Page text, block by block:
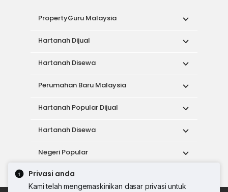
Privasi anda
Kami telah mengemaskinikan dasar privasi untuk
PropertyGuru Malaysia
Hartanah Dijual
Hartanah Disewa
Perumahan Baru Malaysia
Hartanah Popular Dijual
Hartanah Disewa
Negeri Popular
Alat